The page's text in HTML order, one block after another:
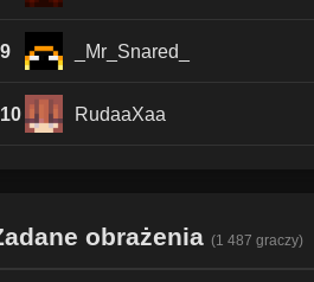
_Mr_Snared_
RudaaXaa
obrażenia (1 487 graczy)